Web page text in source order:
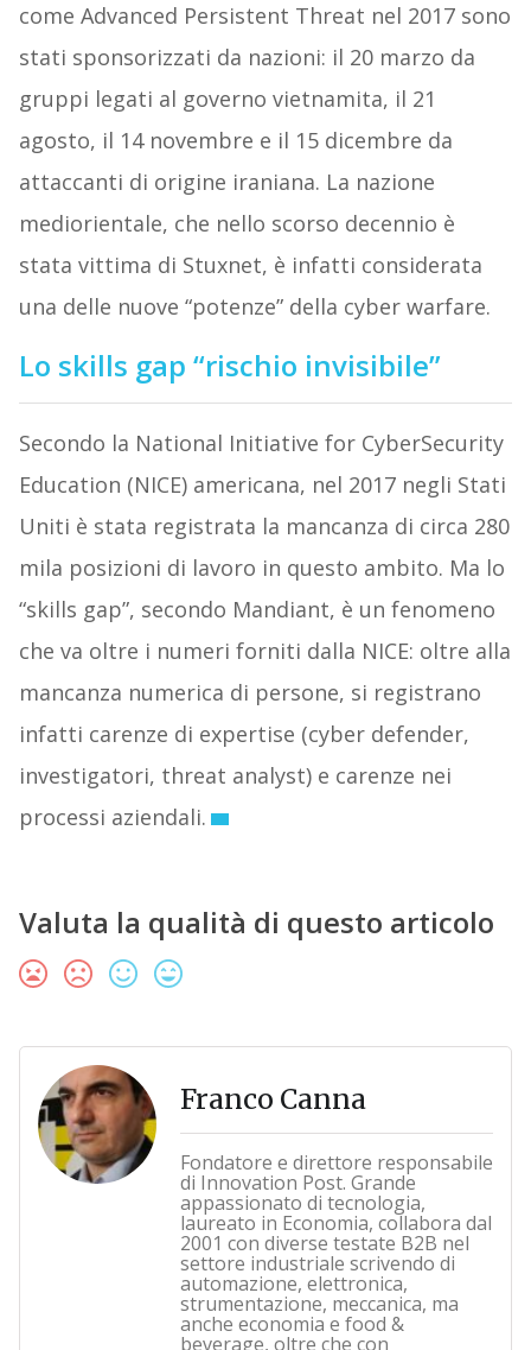
come Advanced Persistent Threat nel 2017 sono
stati sponsorizzati da nazioni: il 20 marzo da
gruppi legati al governo vietnamita, il 21
agosto, il 14 novembre e il 15 dicembre da
attaccanti di origine iraniana. La nazione
mediorientale, che nello scorso decennio è
stata vittima di Stuxnet, è infatti considerata
una delle nuove “potenze” della cyber warfare.
Lo skills gap “rischio invisibile”
Secondo la National Initiative for CyberSecurity
Education (NICE) americana, nel 2017 negli Stati
Uniti è stata registrata la mancanza di circa 280
mila posizioni di lavoro in questo ambito. Ma lo
“skills gap”, secondo Mandiant, è un fenomeno
che va oltre i numeri forniti dalla NICE: oltre alla
mancanza numerica di persone, si registrano
infatti carenze di expertise (cyber defender,
investigatori, threat analyst) e carenze nei
processi aziendali.
Valuta la qualità di questo articolo
Franco Canna
Fondatore e direttore responsabile
di Innovation Post. Grande
appassionato di tecnologia,
laureato in Economia, collabora dal
2001 con diverse testate B2B nel
settore industriale scrivendo di
automazione, elettronica,
strumentazione, meccanica, ma
anche economia e food &
beverage, oltre che con